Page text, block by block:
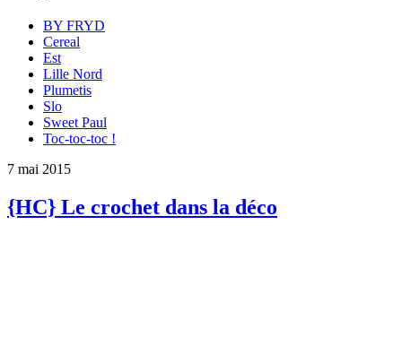
BY FRYD
Cereal
Est
Lille Nord
Plumetis
Slo
Sweet Paul
Toc-toc-toc !
7 mai 2015
{HC} Le crochet dans la déco